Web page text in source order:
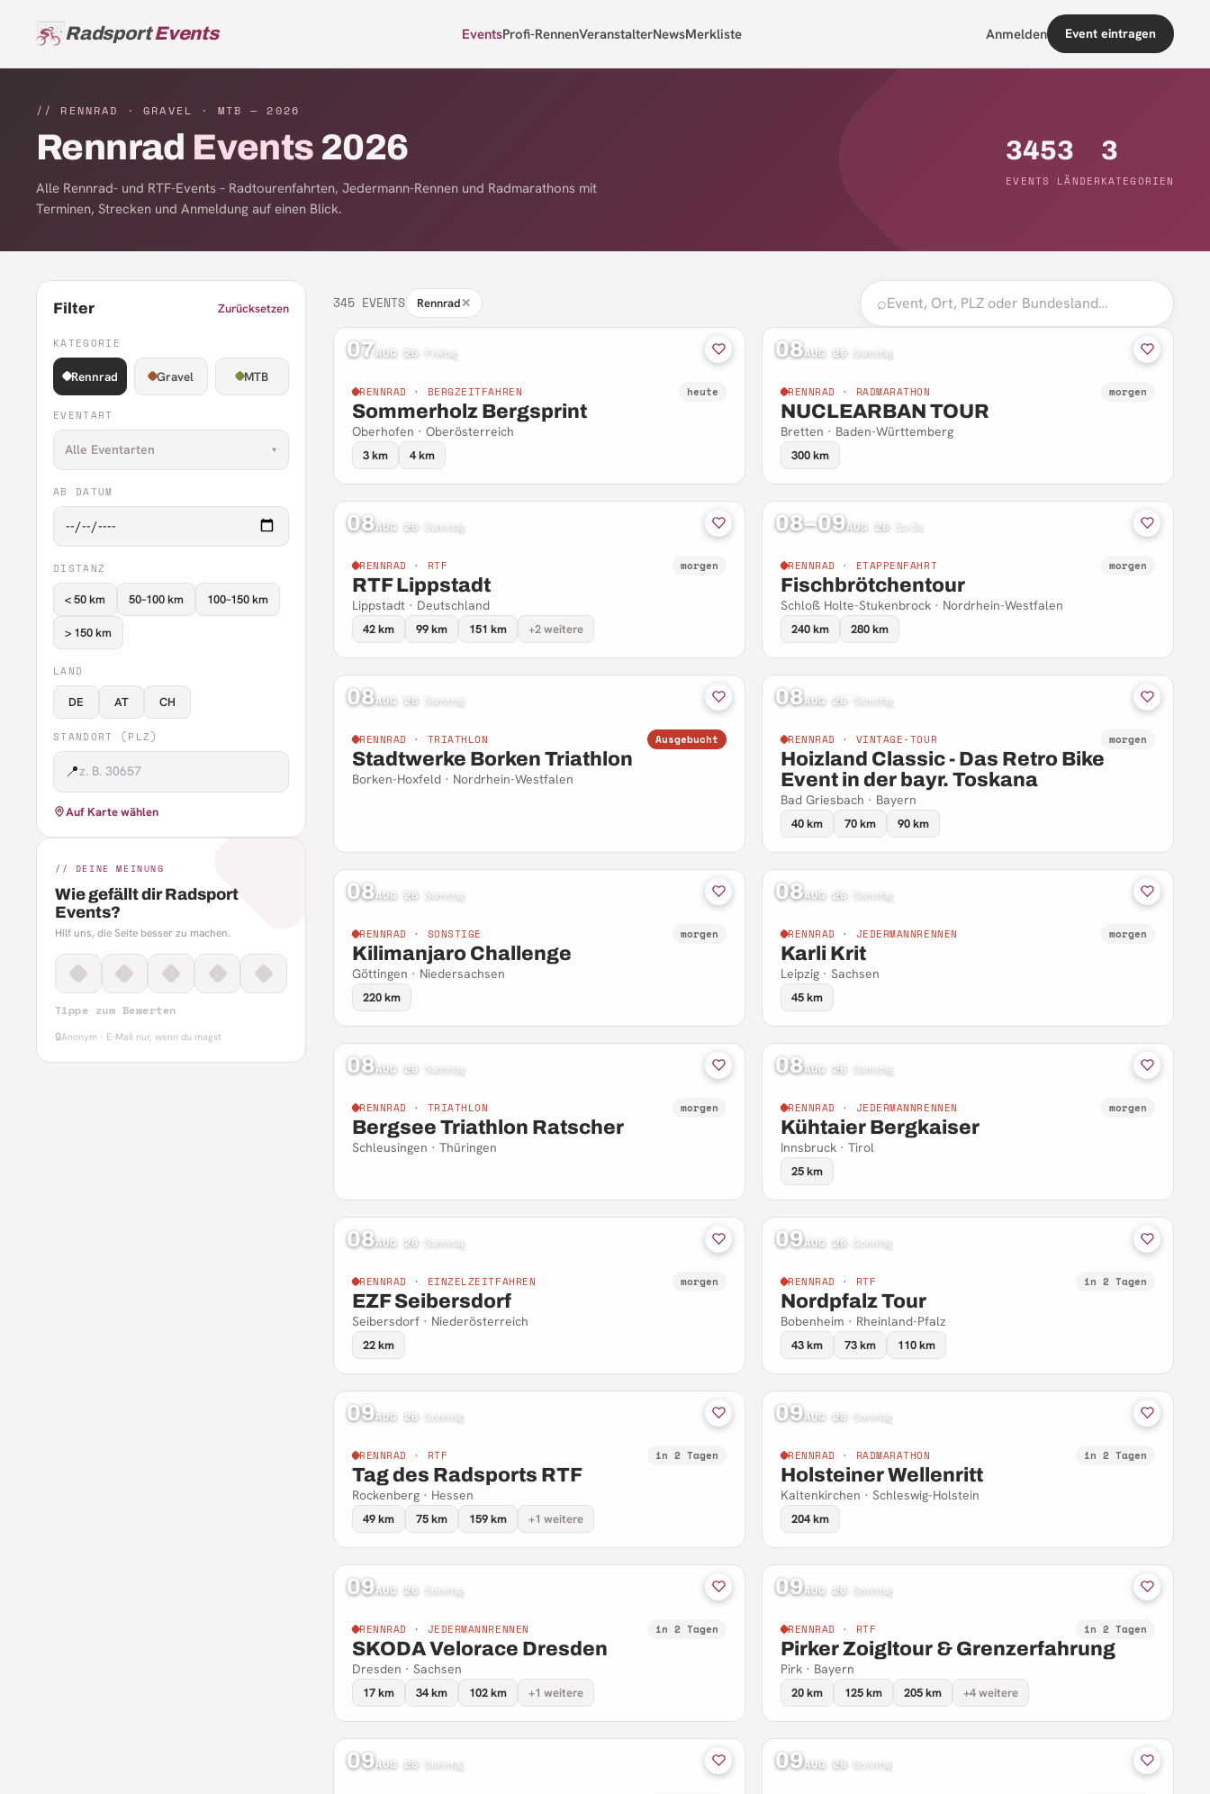
RadsportEvents EventsProfi-RennenVeranstalterNewsMerkliste Anmelden Event eintragen
// RENNRAD · GRAVEL · MTB —2026
Rennrad Events 2026
Alle Rennrad- und RTF-Events – Radtourenfahrten, Jedermann-Rennen und Radmarathons mit
Terminen, Strecken und Anmeldung auf einen Blick.
345
EVENTS
3
LÄNDER
3
KATEGORIEN
Filter Zurücksetzen
KATEGORIE
Rennrad Gravel MTB
EVENTART
Alle Eventarten ▾
AB DATUM
DISTANZ
< 50 km 50–100 km 100–150 km
> 150 km
LAND
DE AT CH
STANDORT (PLZ)
📍
Auf Karte wählen
// DEINE MEINUNG
Wie gefällt dir Radsport
Events?
Hilf uns, die Seite besser zu machen.
Tippe zum Bewerten
🔒Anonym · E-Mail nur, wenn du magst
345 EVENTS Rennrad✕ ⌕
07AUG 26· Freitag
RENNRAD · BERGZEITFAHREN heute
Sommerholz Bergsprint
Oberhofen · Oberösterreich
3 km 4 km
08AUG 26· Samstag
RENNRAD · RADMARATHON morgen
NUCLEARBAN TOUR
Bretten · Baden-Württemberg
300 km
08AUG 26· Samstag
RENNRAD · RTF morgen
RTF Lippstadt
Lippstadt · Deutschland
42 km 99 km 151 km +2 weitere
08–09AUG 26· Sa–So
RENNRAD · ETAPPENFAHRT morgen
Fischbrötchentour
Schloß Holte-Stukenbrock · Nordrhein-Westfalen
240 km 280 km
08AUG 26· Samstag
RENNRAD · TRIATHLON Ausgebucht
Stadtwerke Borken Triathlon
Borken-Hoxfeld · Nordrhein-Westfalen
08AUG 26· Samstag
RENNRAD · VINTAGE-TOUR morgen
Hoizland Classic - Das Retro Bike
Event in der bayr. Toskana
Bad Griesbach · Bayern
40 km 70 km 90 km
08AUG 26· Samstag
RENNRAD · SONSTIGE morgen
Kilimanjaro Challenge
Göttingen · Niedersachsen
220 km
08AUG 26· Samstag
RENNRAD · JEDERMANNRENNEN morgen
Karli Krit
Leipzig · Sachsen
45 km
08AUG 26· Samstag
RENNRAD · TRIATHLON morgen
Bergsee Triathlon Ratscher
Schleusingen · Thüringen
08AUG 26· Samstag
RENNRAD · JEDERMANNRENNEN morgen
Kühtaier Bergkaiser
Innsbruck · Tirol
25 km
08AUG 26· Samstag
RENNRAD · EINZELZEITFAHREN morgen
EZF Seibersdorf
Seibersdorf · Niederösterreich
22 km
09AUG 26· Sonntag
RENNRAD · RTF in 2 Tagen
Nordpfalz Tour
Bobenheim · Rheinland-Pfalz
43 km 73 km 110 km
09AUG 26· Sonntag
RENNRAD · RTF in 2 Tagen
Tag des Radsports RTF
Rockenberg · Hessen
49 km 75 km 159 km +1 weitere
09AUG 26· Sonntag
RENNRAD · RADMARATHON in 2 Tagen
Holsteiner Wellenritt
Kaltenkirchen · Schleswig-Holstein
204 km
09AUG 26· Sonntag
RENNRAD · JEDERMANNRENNEN in 2 Tagen
SKODA Velorace Dresden
Dresden · Sachsen
17 km 34 km 102 km +1 weitere
09AUG 26· Sonntag
RENNRAD · RTF in 2 Tagen
Pirker Zoigltour & Grenzerfahrung
Pirk · Bayern
20 km 125 km 205 km +4 weitere
09AUG 26· Sonntag 09AUG 26· Sonntag